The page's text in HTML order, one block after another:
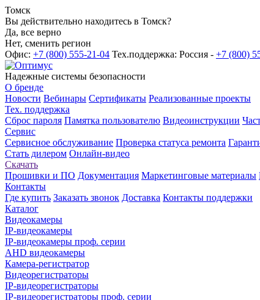
Томск
Вы действительно находитесь в Томск?
Да, все верно
Нет, сменить регион
Офис: +7 (800) 555-21-04 Тех.поддержка: Россия - +7 (800)
Надежные системы безопасности
О бренде
Новости Вебинары Сертификаты Реализованные проекты
Тех. поддержка
Сброс пароля Памятка пользователю Видеоинструкции
Сервис
Сервисное обслуживание Проверка статуса ремонта
Стать дилером Онлайн-видео
Скачать
Прошивки и ПО Документация Маркетинговые материалы
Контакты
Где купить Заказать звонок Доставка Контакты поддержки
Каталог
Видеокамеры
IP-видеокамеры
IP-видеокамеры проф. серии
AHD видеокамеры
Камера-регистратор
Видеорегистраторы
IP-видеорегистраторы
IP-видеорегистраторы проф. серии